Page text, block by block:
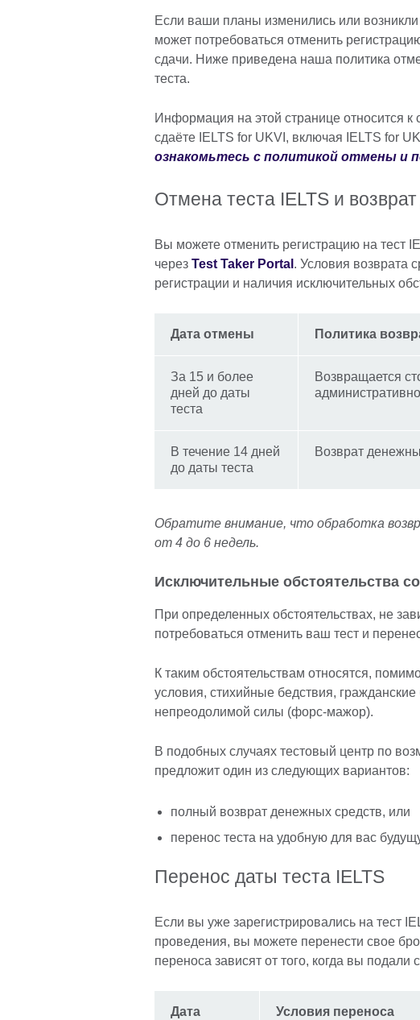
Если ваши планы изменились или
может потребоваться отменить
сдачи. Ниже приведена наша политика
теста.
Информация на этой странице относится
сдаёте IELTS for UKVI, включая IELTS for
ознакомьтесь с политикой отмены и
Отмена теста IELTS и
Вы можете отменить регистрацию на тест
через Test Taker Portal . Условия возврата
регистрации и наличия исключительных
Дата отмены Политика
За 15 и более
дней до даты
теста
Возвращается
В течение 14 дней
до даты теста
Возврат
Обратите внимание, что обработка
от 4 до 6 недель.
Исключительные обстоятельства
При определенных обстоятельствах, не
потребоваться отменить ваш тест и
К таким обстоятельствам относятся,
условия, стихийные бедствия, гражданские
непреодолимой силы (форс-мажор).
В подобных случаях тестовый центр по
предложит один из следующих вариантов:
полный возврат денежных средств, или
перенос теста на удобную для вас
Перенос даты теста IELTS
Если вы уже зарегистрировались на тест
проведения, вы можете перенести свое
переноса зависят от того, когда вы подали
Дата
Условия переноса